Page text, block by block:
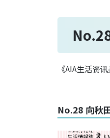
《AIA生活资
No.28 向秋